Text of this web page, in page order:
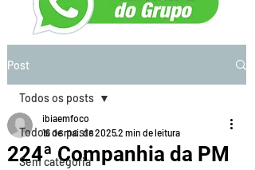
Post
Todos os posts
Sem categoria
Todos os posts
224ª Companhia da PM
ibiaemfoco
16 de mai. de 20252 min de leitura